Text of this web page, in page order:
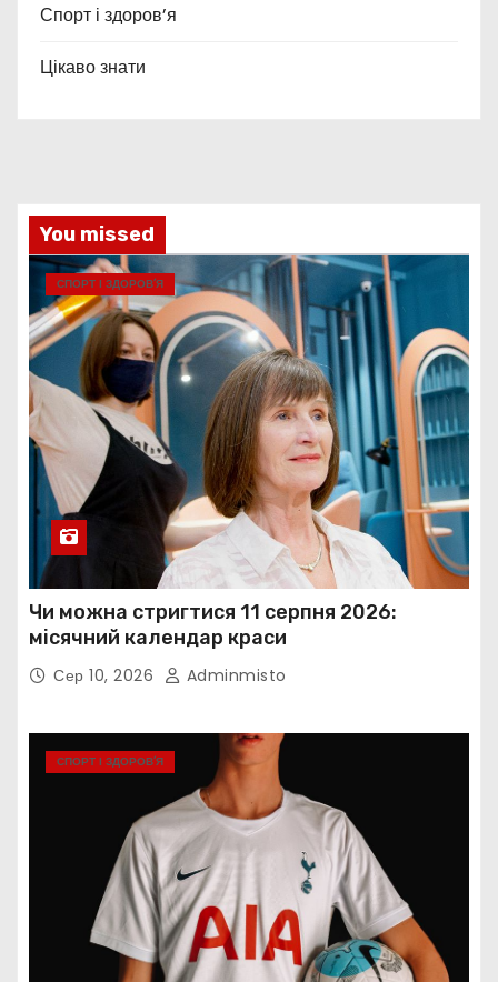
Спорт і здоров’я
Цікаво знати
You missed
СПОРТ І ЗДОРОВ’Я
Чи можна стригтися 11 серпня 2026:
місячний календар краси
Сер 10, 2026 Adminmisto
СПОРТ І ЗДОРОВ’Я